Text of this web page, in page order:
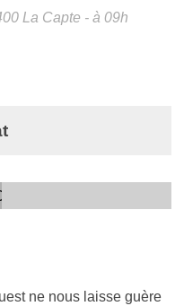
La Capte - à 09h
ne nous laisse guère